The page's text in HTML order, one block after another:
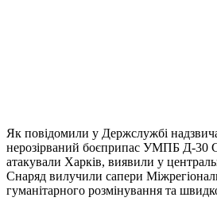
Як повідомили у Держслужбі
нерозірваний боєприпас УМПБ Д-30
атакували Харків, виявили у
Снаряд вилучили сапери
гуманітарного розмінування та